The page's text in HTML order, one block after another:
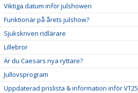
Viktiga datum inför julshowen
Funktionär på årets julshow?
Sjukskriven ridlärare
Lillebror
Är du Caesars nya ryttare?
Jullovsprogram
Uppdaterad prislista & information inför VT25